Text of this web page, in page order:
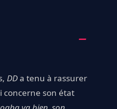
DDa tenu à rassurer
concerne son état